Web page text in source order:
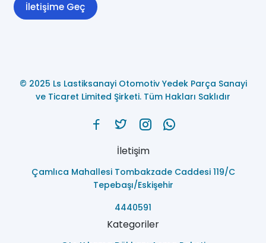
İletişime Geç
© 2025 Ls Lastiksanayi Otomotiv Yedek Parça Sanayi
ve Ticaret Limited Şirketi. Tüm Hakları Saklıdır
İletişim
Çamlıca Mahallesi Tombakzade Caddesi 119/C
Tepebaşı/Eskişehir
4440591
Kategoriler